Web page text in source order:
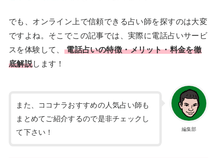
でも、オンライン上で信頼できる占い師を探すのは大変
ですよね。そこでこの記事では、実際に電話占いサービ
スを体験して、
電話占いの特徴・メリット・料金を徹
底解説します！
編集部
また、ココナラおすすめの人気占い師も
まとめてご紹介するので是非チェックし
て下さい！